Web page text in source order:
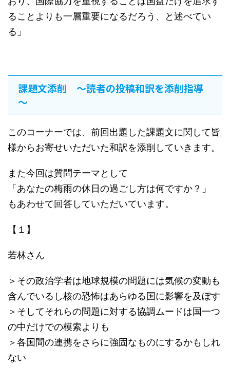
ることよりも一層重要になるだろう、と述べてい
る」
課題文添削 ～読者の投稿和訳を添削指導
～
このコーナーでは、前回出題した課題文に関して皆
様からお寄せいただいた和訳を添削していきます。
また今回は質問テーマとして
「あなたの梅雨の休日の過ごし方は何ですか？」
もあわせて回答していただいています。
【１】
若林さん
＞その政治学者は地球規模の問題には気候の変動も
含んでいるし核の恐怖はあらゆる国に影響を及ぼす
＞そしてそれらの問題に対する協調ムードは国一つ
の中だけでの模索よりも
＞各国間の連携をさらに強固なものにするかもしれ
ない